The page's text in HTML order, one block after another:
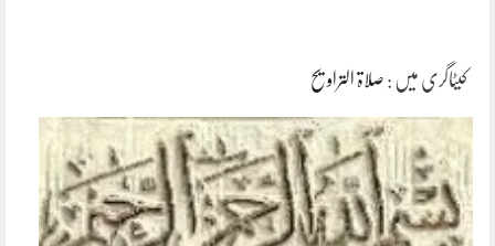
کیٹاگری میں : صلاۃ التراویح